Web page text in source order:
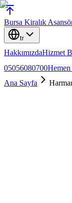
Bursa Kiralık
tr
HakkımızdaHizmet
05056080700Hemen
Ana Sayfa